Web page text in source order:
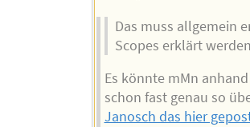
Das muss allgemein
Scopes erklärt
Es könnte mMn
schon fast genau so
Janosch das hier